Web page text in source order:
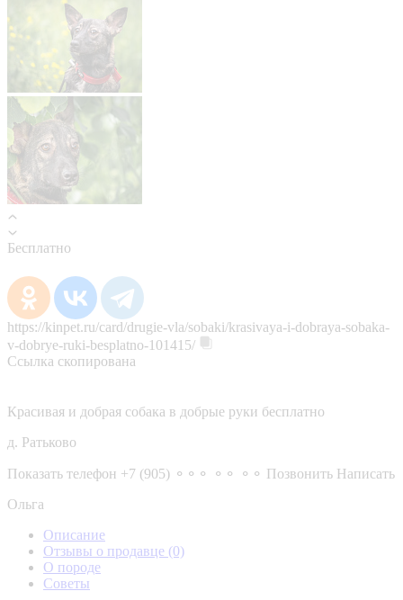
Бесплатно
https://kinpet.ru/card/drugie-vla/sobaki/krasivaya-i-dobraya-sobaka-
v-dobrye-ruki-besplatno-101415/
Ссылка скопирована
Красивая и добрая собака в добрые руки бесплатно
д. Ратьково
Показать телефон +7 (905) ⚬⚬⚬ ⚬⚬ ⚬⚬ Позвонить Написать
Ольга
Описание
Отзывы о продавце (0)
О породе
Советы